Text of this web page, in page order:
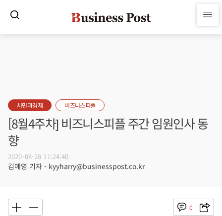
시민과경제 비즈니스피플
[8월4주차] 비즈니스피플 주간 임원인사 동
향
2020-08-28 11:24:40
김예영 기자 - kyyharry@businesspost.co.kr
0